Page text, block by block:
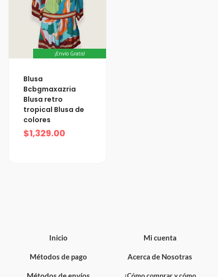
¡Envío Gratis!
Blusa
Bcbgmaxazria
Blusa retro
tropical Blusa de
colores
$1,329.00
Inicio
Métodos de pago
Mi cuenta
Acerca de Nosotras